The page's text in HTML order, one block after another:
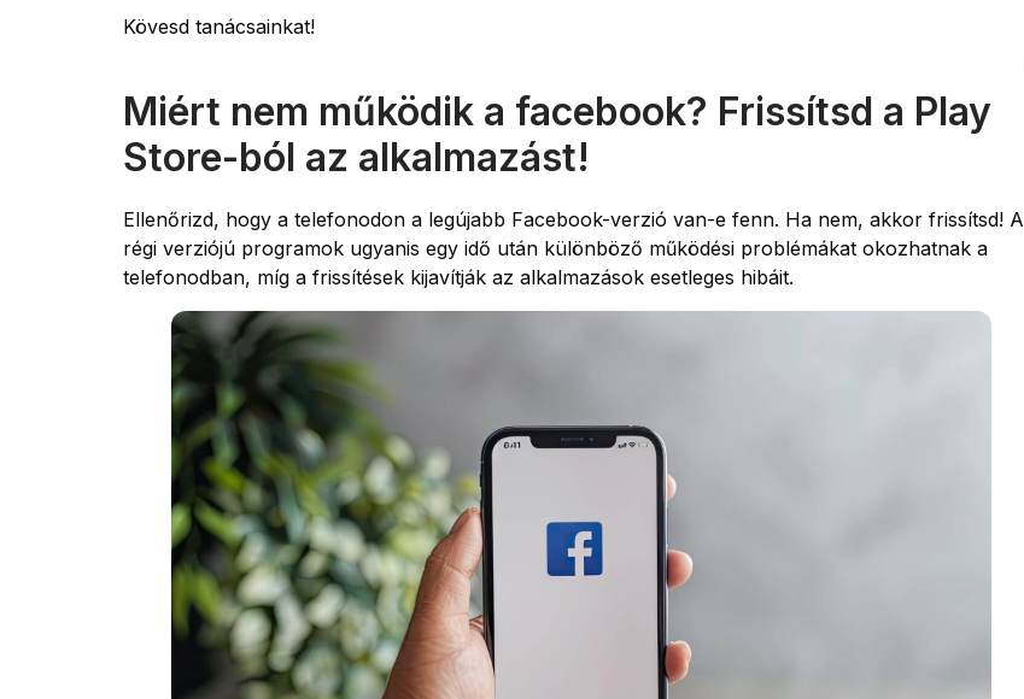
Kövesd tanácsainkat!
Miért nem működik a facebook? Frissítsd a Play
Store-ból az alkalmazást!
Ellenőrizd, hogy a telefonodon a legújabb Facebook-verzió van-e fenn. Ha nem, akkor frissítsd! A
régi verziójú programok ugyanis egy idő után különböző működési problémákat okozhatnak a
telefonodban, míg a frissítések kijavítják az alkalmazások esetleges hibáit.